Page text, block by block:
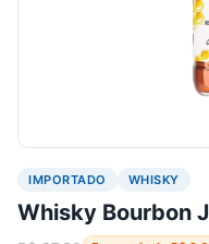
IMPORTADO WHISKY
Whisky Bourbon